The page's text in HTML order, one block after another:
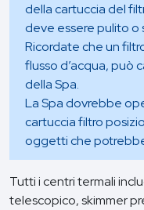
della cartuccia del
deve essere pulito o
Ricordate che un
flusso d’acqua, può
della Spa.
La Spa dovrebbe
cartuccia filtro
oggetti che
Tutti i centri termali
telescopico, skimmer